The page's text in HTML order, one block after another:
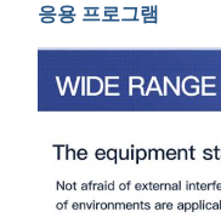
응용 프로그램